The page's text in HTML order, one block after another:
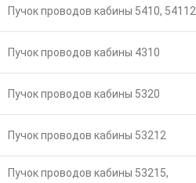
Пучок проводов кабины 5410, 54112
Пучок проводов кабины 4310
Пучок проводов кабины 5320
Пучок проводов кабины 53212
Пучок проводов кабины 53215,